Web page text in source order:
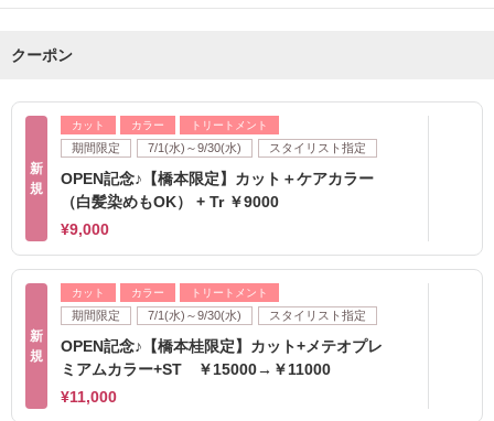
クーポン
新
規
カット カラー トリートメント
期間限定 7/1(水)～9/30(水) スタイリスト指定
OPEN記念♪【橋本限定】カット＋ケアカラー
（白髪染めもOK） + Tr ￥9000
¥9,000
新
規
カット カラー トリートメント
期間限定 7/1(水)～9/30(水) スタイリスト指定
OPEN記念♪【橋本桂限定】カット+メテオプレ
ミアムカラー+ST ￥15000→￥11000
¥11,000